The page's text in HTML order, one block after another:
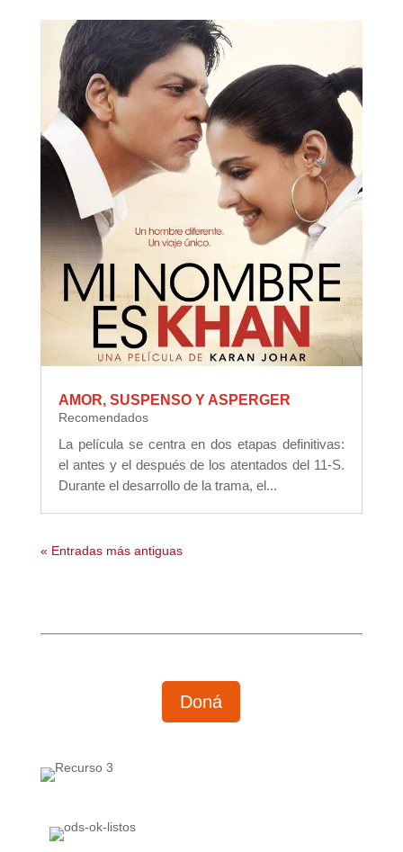
AMOR, SUSPENSO Y ASPERGER
Recomendados
La película se centra en dos etapas definitivas:
el antes y el después de los atentados del 11-S.
Durante el desarrollo de la trama, el...
« Entradas más antiguas
Doná